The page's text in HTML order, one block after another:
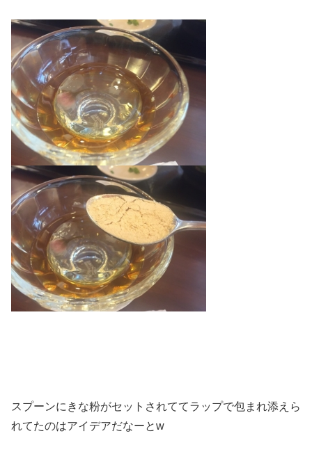
スプーンにきな粉がセットされててラップで包まれ添えら
れてたのはアイデアだなーとw